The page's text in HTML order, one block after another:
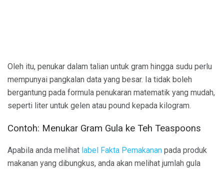
Oleh itu, penukar dalam talian untuk gram hingga sudu perlu
mempunyai pangkalan data yang besar. Ia tidak boleh
bergantung pada formula penukaran matematik yang mudah,
seperti liter untuk gelen atau pound kepada kilogram.
Contoh: Menukar Gram Gula ke Teh Teaspoons
Apabila anda melihat label Fakta Pemakanan pada produk
makanan yang dibungkus, anda akan melihat jumlah gula